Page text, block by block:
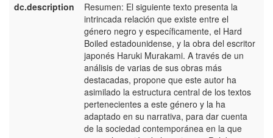
dc.description
Resumen: El siguiente texto presenta la
intrincada relación que existe entre el
género negro y específicamente, el Hard
Boiled estadounidense, y la obra del escritor
japonés Haruki Murakami. A través de un
análisis de varias de sus obras más
destacadas, propone que este autor ha
asimilado la estructura central de los textos
pertenecientes a este género y la ha
adaptado en su narrativa, para dar cuenta
de la sociedad contemporánea en la que